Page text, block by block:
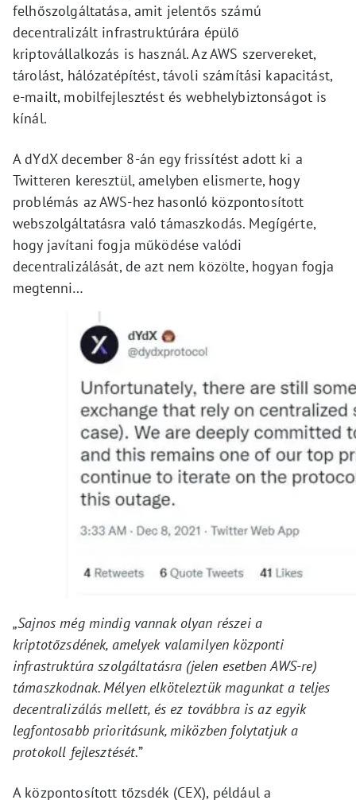
felhőszolgáltatása, amit jelentős számú
decentralizált infrastruktúrára épülő
kriptovállalkozás is használ. Az AWS szervereket,
tárolást, hálózatépítést, távoli számítási kapacitást,
e-mailt, mobilfejlesztést és webhelybiztonságot is
kínál.
A dYdX december 8-án egy frissítést adott ki a
Twitteren keresztül, amelyben elismerte, hogy
problémás az AWS-hez hasonló központosított
webszolgáltatásra való támaszkodás. Megígérte,
hogy javítani fogja működése valódi
decentralizálását, de azt nem közölte, hogyan fogja
megtenni…
„Sajnos még mindig vannak olyan részei a
kriptotőzsdének, amelyek valamilyen központi
infrastruktúra szolgáltatásra (jelen esetben AWS-re)
támaszkodnak. Mélyen elköteleztük magunkat a teljes
decentralizálás mellett, és ez továbbra is az egyik
legfontosabb prioritásunk, miközben folytatjuk a
protokoll fejlesztését.”
A központosított tőzsdék (CEX), például a